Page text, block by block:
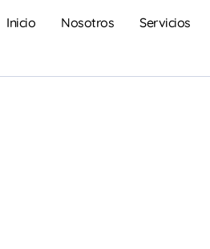
Inicio Nosotros Servicios